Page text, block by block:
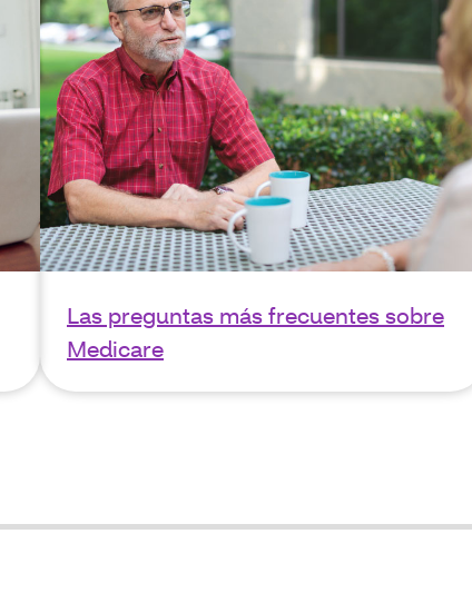
Las preguntas más frecuentes sobre
Medicare